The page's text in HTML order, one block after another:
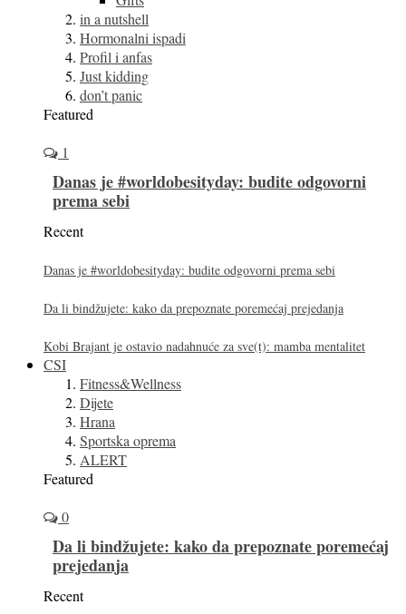
in a nutshell
Hormonalni ispadi
Profil i anfas
Just kidding
don’t panic
Featured
1
Danas je #worldobesityday: budite odgovorni
prema sebi
Recent
Danas je #worldobesityday: budite odgovorni prema sebi
Da li bindžujete: kako da prepoznate poremećaj prejedanja
Kobi Brajant je ostavio nadahnuće za sve(t): mamba mentalitet
CSI
Fitness&Wellness
Dijete
Hrana
Sportska oprema
ALERT
Featured
0
Da li bindžujete: kako da prepoznate poremećaj
prejedanja
Recent